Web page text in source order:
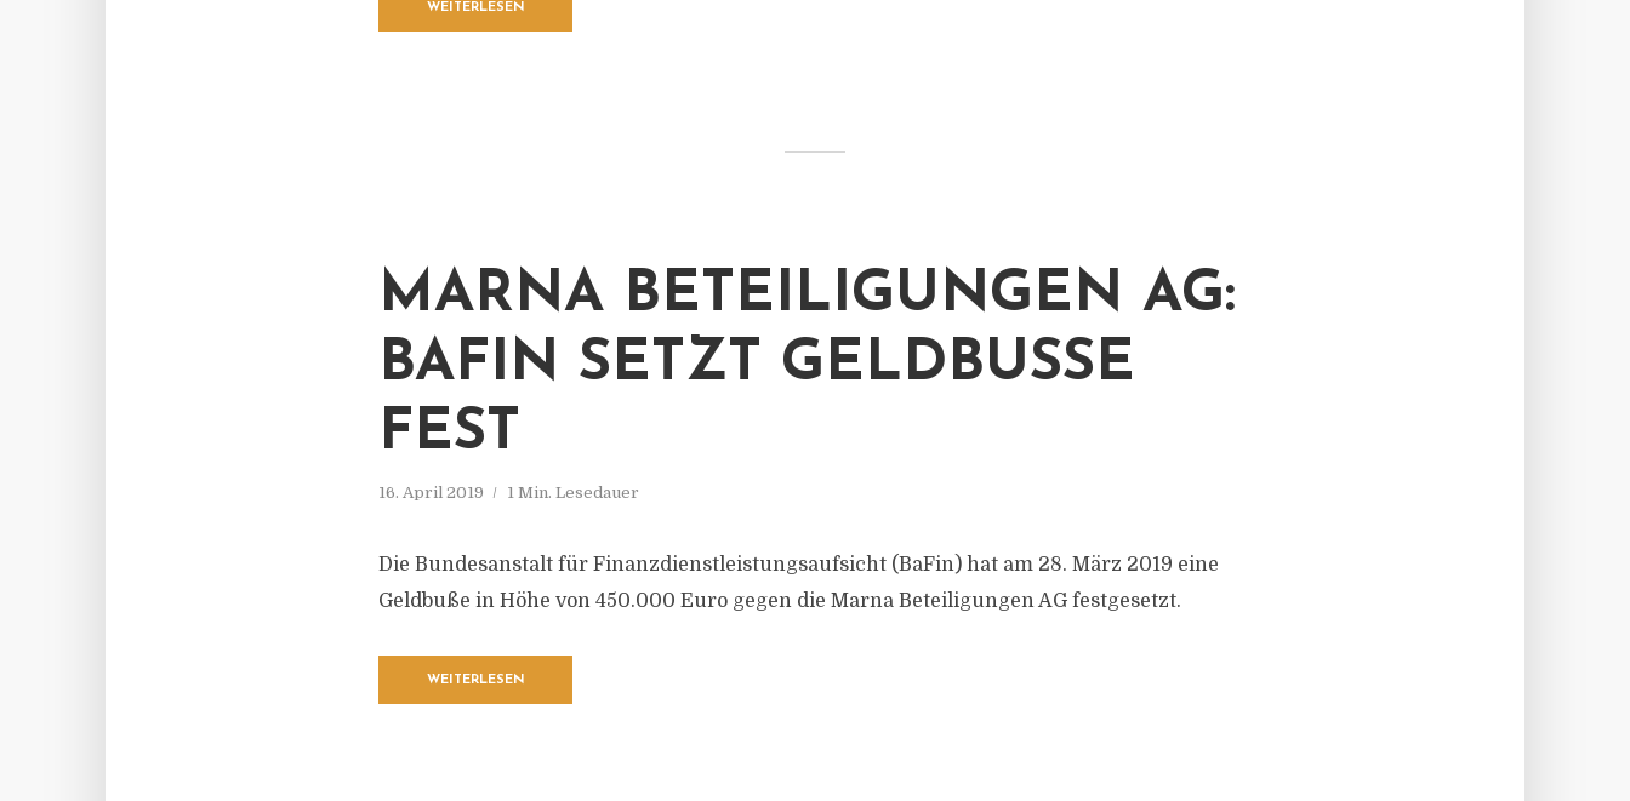
WEITERLESEN
MARNA BETEILIGUNGEN AG:
BAFIN SETZT GELDBUSSE F
EST
16. April 2019 1 Min. Lesedauer
Die Bundesanstalt für Finanzdienstleistungsaufsicht (BaFin) hat am 28. März 2019 eine
Geldbuße in Höhe von 450.000 Euro gegen die Marna Beteiligungen AG festgesetzt.
WEITERLESEN